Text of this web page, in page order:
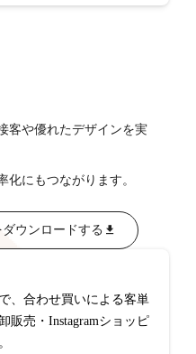
客や優れたデザインを実
化にもつながります。
ダウンロードする
、合わせ買いによる客単
販売・Instagramショッピ